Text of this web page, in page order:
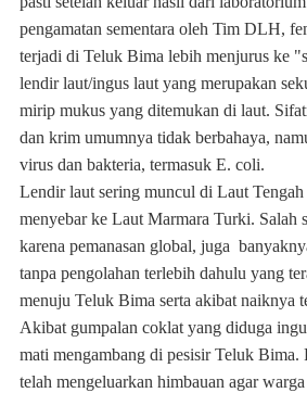
pengamatan sementara oleh Tim DLH,
terjadi di Teluk Bima lebih menjurus ke
lendir laut/ingus laut yang merupakan
mirip mukus yang ditemukan di laut.
dan krim umumnya tidak berbahaya,
virus dan bakteria, termasuk E. coli.
Lendir laut sering muncul di Laut
menyebar ke Laut Marmara Turki. Salah
karena pemanasan global, juga
tanpa pengolahan terlebih dahulu yang
menuju Teluk Bima serta akibat naiknya
Akibat gumpalan coklat yang diduga
mati mengambang di pesisir Teluk Bima.
telah mengeluarkan himbauan agar